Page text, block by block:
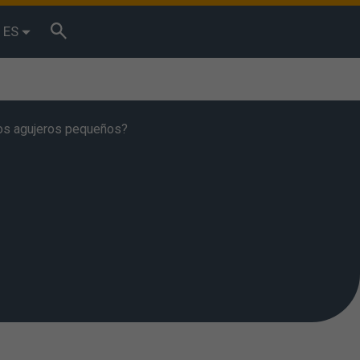
ES
agujeros pequeños?
de
Puede
se
También